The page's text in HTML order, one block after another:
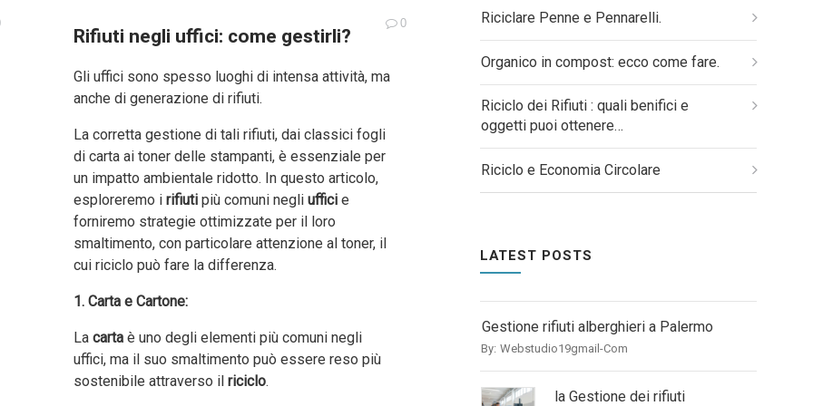
Rifiuti negli uffici: come gestirli? 0
Gli uffici sono spesso luoghi di intensa attività, ma
anche di generazione di rifiuti.
La corretta gestione di tali rifiuti, dai classici fogli
di carta ai toner delle stampanti, è essenziale per
un impatto ambientale ridotto. In questo articolo,
esploreremo i rifiuti più comuni negli uffici e
forniremo strategie ottimizzate per il loro
smaltimento, con particolare attenzione al toner, il
cui riciclo può fare la differenza.
1. Carta e Cartone:
La carta è uno degli elementi più comuni negli
uffici, ma il suo smaltimento può essere reso più
sostenibile attraverso il riciclo.
Riciclare Penne e Pennarelli.
Organico in compost: ecco come fare.
Riciclo dei Rifiuti : quali benifici e
oggetti puoi ottenere…
Riciclo e Economia Circolare
LATEST POSTS
Gestione rifiuti alberghieri a Palermo
By: Webstudio19gmail-Com
la Gestione dei rifiuti